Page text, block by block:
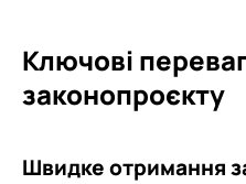
Ключові
законопроєкту
Швидке отримання